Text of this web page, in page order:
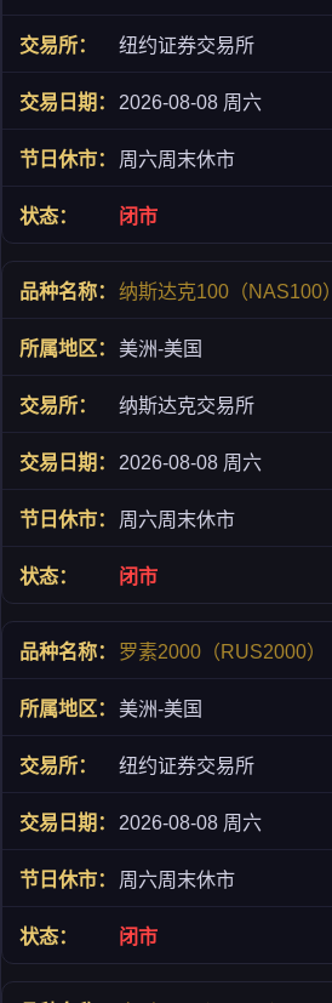
纽约证券交易所
2026-08-08 周六
周六周末休市
闭市
纳斯达克100（NAS100）
美洲-美国
纳斯达克交易所
2026-08-08 周六
周六周末休市
闭市
罗素2000（RUS2000）
美洲-美国
纽约证券交易所
2026-08-08 周六
周六周末休市
闭市